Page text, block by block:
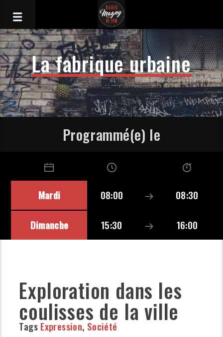
La fabrique urbaine
Programmé(e) le
Mardi 08:00 08:30
Dimanche 15:30 16:00
Exploration dans les
coulisses de la ville
Tags Expression, Société